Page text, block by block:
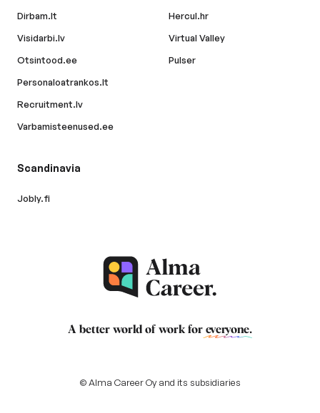
Dirbam.lt
Visidarbi.lv
Otsintood.ee
Personaloatrankos.lt
Recruitment.lv
Varbamisteenused.ee
Hercul.hr
Virtual Valley
Pulser
Scandinavia
Jobly.fi
A better world of work for everyone.
© Alma Career Oy and its subsidiaries